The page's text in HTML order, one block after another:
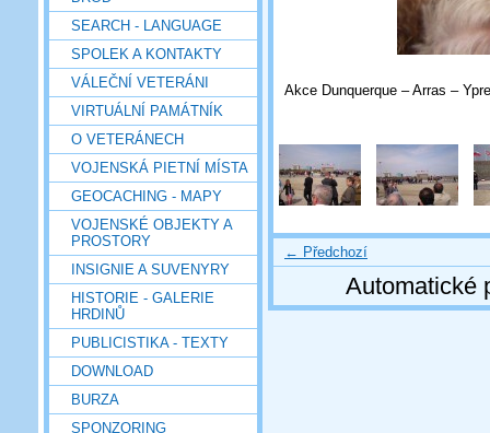
SEARCH - LANGUAGE
SPOLEK A KONTAKTY
VÁLEČNÍ VETERÁNI
VIRTUÁLNÍ PAMÁTNÍK
O VETERÁNECH
VOJENSKÁ PIETNÍ MÍSTA
GEOCACHING - MAPY
VOJENSKÉ OBJEKTY A
PROSTORY
INSIGNIE A SUVENYRY
HISTORIE - GALERIE
HRDINŮ
PUBLICISTIKA - TEXTY
DOWNLOAD
BURZA
SPONZORING
Akce Dunquerque – Arras –
← Předchozí
Automatické